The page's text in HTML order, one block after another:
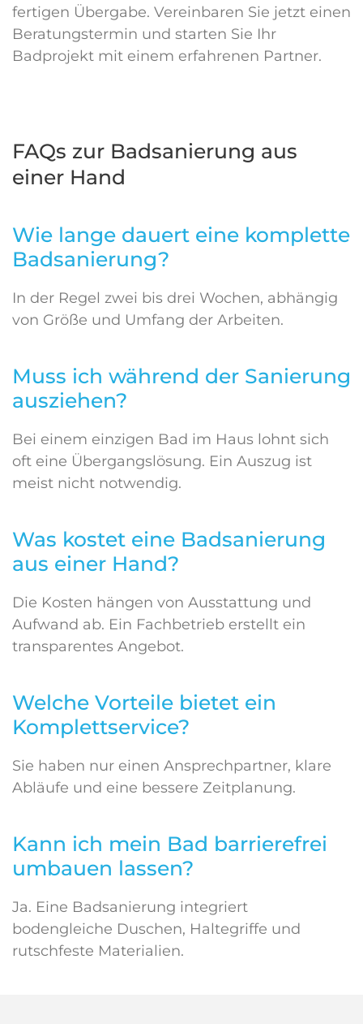
fertigen Übergabe. Vereinbaren Sie jetzt einen
Beratungstermin und starten Sie Ihr
Badprojekt mit einem erfahrenen Partner.
FAQs zur Badsanierung aus
einer Hand
Wie lange dauert eine komplette
Badsanierung?
In der Regel zwei bis drei Wochen, abhängig
von Größe und Umfang der Arbeiten.
Muss ich während der Sanierung
ausziehen?
Bei einem einzigen Bad im Haus lohnt sich
oft eine Übergangslösung. Ein Auszug ist
meist nicht notwendig.
Was kostet eine Badsanierung
aus einer Hand?
Die Kosten hängen von Ausstattung und
Aufwand ab. Ein Fachbetrieb erstellt ein
transparentes Angebot.
Welche Vorteile bietet ein
Komplettservice?
Sie haben nur einen Ansprechpartner, klare
Abläufe und eine bessere Zeitplanung.
Kann ich mein Bad barrierefrei
umbauen lassen?
Ja. Eine Badsanierung integriert
bodengleiche Duschen, Haltegriffe und
rutschfeste Materialien.